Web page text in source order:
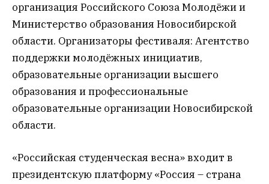
организация Российского Союза Молодёжи и
Министерство образования Новосибирской
области. Организаторы фестиваля: Агентство
поддержки молодёжных инициатив,
образовательные организации высшего
образования и профессиональные
образовательные организации Новосибирской
области.
«Российская студенческая весна» входит в
президентскую платформу «Россия – страна